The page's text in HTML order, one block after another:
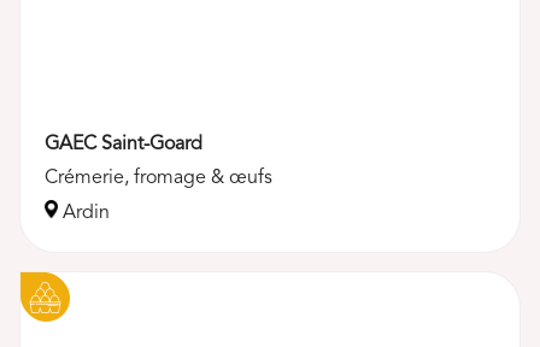
GAEC Saint-Goard
Crémerie, fromage & œufs
Ardin